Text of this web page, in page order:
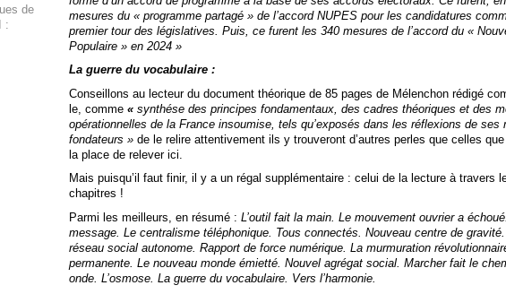
mesures du « programme partagé » de l’accord NUPES pour les candidatures
premier tour des législatives. Puis, ce furent les 340 mesures de l’accord du «
Populaire » en 2024 »
La guerre du vocabulaire :
Conseillons au lecteur du document théorique de 85 pages de Mélenchon rédigé
le, comme « synthése des principes fondamentaux, des cadres théoriques et des
opérationnelles de la France insoumise, tels qu’exposés dans les réflexions de ses
fondateurs » de le relire attentivement ils y trouveront d’autres perles que celles
la place de relever ici.
Mais puisqu’il faut finir, il y a un régal supplémentaire : celui de la lecture à travers
chapitres !
Parmi les meilleurs, en résumé : L’outil fait la main. Le mouvement ouvrier a
message. Le centralisme téléphonique. Tous connectés. Nouveau centre de
réseau social autonome. Rapport de force numérique. La murmuration
permanente. Le nouveau monde émietté. Nouvel agrégat social. Marcher fait le
onde. L’osmose. La guerre du vocabulaire. Vers l’harmonie.
de
: